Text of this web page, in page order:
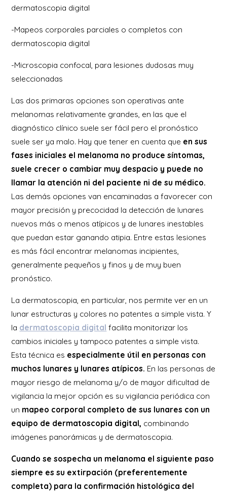
dermatoscopia digital
-Mapeos corporales parciales o completos con
dermatoscopia digital
-Microscopia confocal, para lesiones dudosas muy
seleccionadas
Las dos primaras opciones son operativas ante
melanomas relativamente grandes, en las que el
diagnóstico clínico suele ser fácil pero el pronóstico
suele ser ya malo. Hay que tener en cuenta que en sus
fases iniciales el melanoma no produce síntomas,
suele crecer o cambiar muy despacio y puede no
llamar la atención ni del paciente ni de su médico.
Las demás opciones van encaminadas a favorecer con
mayor precisión y precocidad la detección de lunares
nuevos más o menos atípicos y de lunares inestables
que puedan estar ganando atipia. Entre estas lesiones
es más fácil encontrar melanomas incipientes,
generalmente pequeños y finos y de muy buen
pronóstico.
La dermatoscopia, en particular, nos permite ver en un
lunar estructuras y colores no patentes a simple vista. Y
la dermatoscopia digital facilita monitorizar los
cambios iniciales y tampoco patentes a simple vista.
Esta técnica es especialmente útil en personas con
muchos lunares y lunares atípicos. En las personas de
mayor riesgo de melanoma y/o de mayor dificultad de
vigilancia la mejor opción es su vigilancia periódica con
un mapeo corporal completo de sus lunares con un
equipo de dermatoscopia digital, combinando
imágenes panorámicas y de dermatoscopia.
Cuando se sospecha un melanoma el siguiente paso
siempre es su extirpación (preferentemente
completa) para la confirmación histológica del